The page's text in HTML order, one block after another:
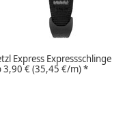
Express Expressschlinge
3,90 €(35,45 €/m)*